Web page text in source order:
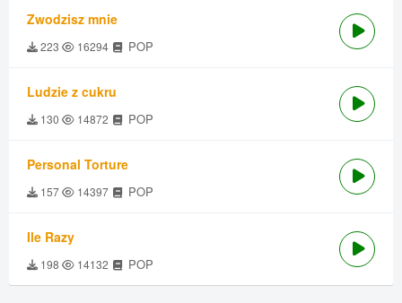
Zwodzisz mnie
223 16294 POP
Ludzie z cukru
130 14872 POP
Personal Torture
157 14397 POP
Ile Razy
198 14132 POP